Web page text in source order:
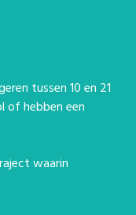
tussen 10 en 21
of hebben een
waarin